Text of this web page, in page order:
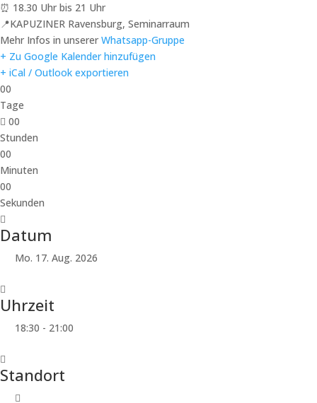
⏰ 18.30 Uhr bis 21 Uhr
📍KAPUZINER Ravensburg, Seminarraum
Mehr Infos in unserer Whatsapp-Gruppe
+ Zu Google Kalender hinzufügen
+ iCal / Outlook exportieren
00
Tage
00
Stunden
00
Minuten
00
Sekunden
Datum
Mo. 17. Aug. 2026
Uhrzeit
18:30 - 21:00
Standort